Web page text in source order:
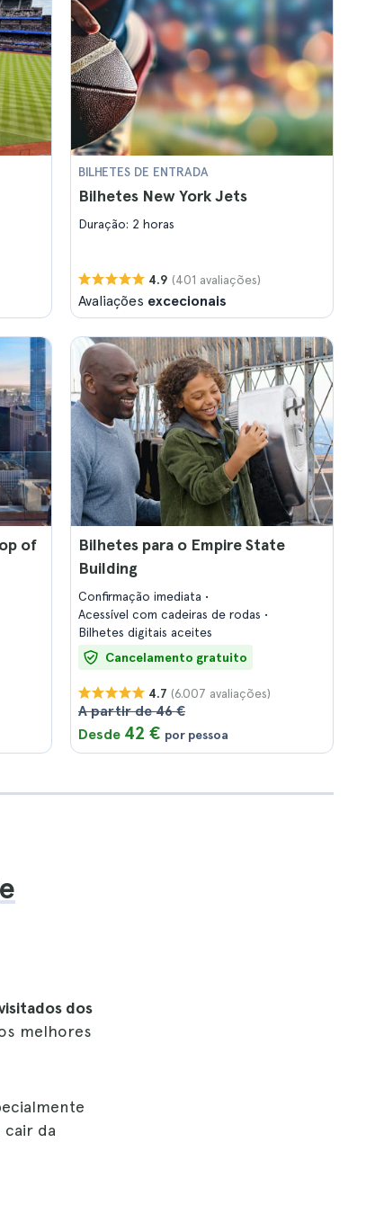
BILHETES DE ENTRADA
Bilhetes New York Jets
Duração: 2 horas
4.9 (401 avaliações)
Avaliações excecionais
of
Bilhetes para o Empire State
Building
Confirmação imediata
Acessível com cadeiras de rodas
Bilhetes digitais aceites
Cancelamento gratuito
4.7 (6.007 avaliações)
A partir de 46 €
Desde 42 € por pessoa
dos
melhores
cair da